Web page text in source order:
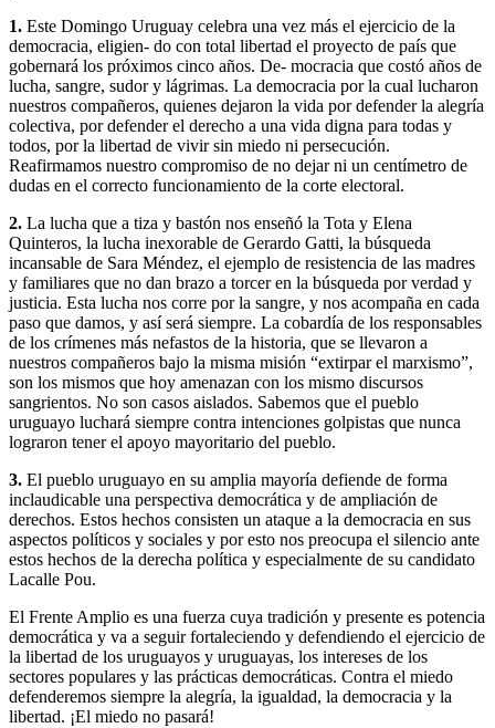
1. Este Domingo Uruguay celebra una vez más el ejercicio de la
democracia, eligien- do con total libertad el proyecto de país que
gobernará los próximos cinco años. De- mocracia que costó años de
lucha, sangre, sudor y lágrimas. La democracia por la cual lucharon
nuestros compañeros, quienes dejaron la vida por defender la alegría
colectiva, por defender el derecho a una vida digna para todas y
todos, por la libertad de vivir sin miedo ni persecución.
Reafirmamos nuestro compromiso de no dejar ni un centímetro de
dudas en el correcto funcionamiento de la corte electoral.
2. La lucha que a tiza y bastón nos enseñó la Tota y Elena
Quinteros, la lucha inexorable de Gerardo Gatti, la búsqueda
incansable de Sara Méndez, el ejemplo de resistencia de las madres
y familiares que no dan brazo a torcer en la búsqueda por verdad y
justicia. Esta lucha nos corre por la sangre, y nos acompaña en cada
paso que damos, y así será siempre. La cobardía de los responsables
de los crímenes más nefastos de la historia, que se llevaron a
nuestros compañeros bajo la misma misión “extirpar el marxismo”,
son los mismos que hoy amenazan con los mismo discursos
sangrientos. No son casos aislados. Sabemos que el pueblo
uruguayo luchará siempre contra intenciones golpistas que nunca
lograron tener el apoyo mayoritario del pueblo.
3. El pueblo uruguayo en su amplia mayoría defiende de forma
inclaudicable una perspectiva democrática y de ampliación de
derechos. Estos hechos consisten un ataque a la democracia en sus
aspectos políticos y sociales y por esto nos preocupa el silencio ante
estos hechos de la derecha política y especialmente de su candidato
Lacalle Pou.
El Frente Amplio es una fuerza cuya tradición y presente es potencia
democrática y va a seguir fortaleciendo y defendiendo el ejercicio de
la libertad de los uruguayos y uruguayas, los intereses de los
sectores populares y las prácticas democráticas. Contra el miedo
defenderemos siempre la alegría, la igualdad, la democracia y la
libertad. ¡El miedo no pasará!